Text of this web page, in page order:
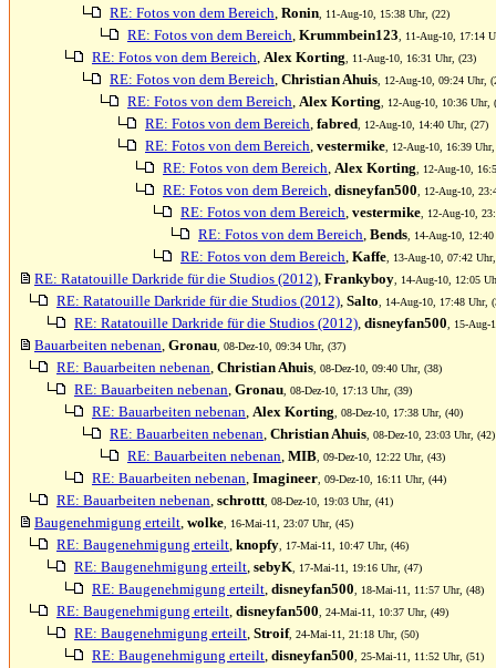
RE: Fotos von dem Bereich, Ronin , 11-Aug-10, 15:38 Uhr, (22)
RE: Fotos von dem Bereich, Krummbein123 , 11-Aug-10, 17:14
RE: Fotos von dem Bereich, Alex Korting , 11-Aug-10, 16:31 Uhr, (23)
RE: Fotos von dem Bereich, Christian Ahuis , 12-Aug-10, 09:24 Uhr,
RE: Fotos von dem Bereich, Alex Korting , 12-Aug-10, 10:36 Uhr,
RE: Fotos von dem Bereich, fabred , 12-Aug-10, 14:40 Uhr, (27)
RE: Fotos von dem Bereich, vestermike , 12-Aug-10, 16:39
RE: Fotos von dem Bereich, Alex Korting , 12-Aug-10,
RE: Fotos von dem Bereich, disneyfan500 , 12-Aug-10,
RE: Fotos von dem Bereich, vestermike , 12-Aug-10,
RE: Fotos von dem Bereich, Bends , 14-Aug-10,
RE: Fotos von dem Bereich, Kaffe , 13-Aug-10, 07:42
RE: Ratatouille Darkride für die Studios (2012), Frankyboy , 14-Aug-10, 12:05
RE: Ratatouille Darkride für die Studios (2012), Salto , 14-Aug-10, 17:48 Uhr,
RE: Ratatouille Darkride für die Studios (2012), disneyfan500 , 15-
Bauarbeiten nebenan, Gronau , 08-Dez-10, 09:34 Uhr, (37)
RE: Bauarbeiten nebenan, Christian Ahuis , 08-Dez-10, 09:40 Uhr, (38)
RE: Bauarbeiten nebenan, Gronau , 08-Dez-10, 17:13 Uhr, (39)
RE: Bauarbeiten nebenan, Alex Korting , 08-Dez-10, 17:38 Uhr, (40)
RE: Bauarbeiten nebenan, Christian Ahuis , 08-Dez-10, 23:03 Uhr, (42)
RE: Bauarbeiten nebenan, MIB , 09-Dez-10, 12:22 Uhr, (43)
RE: Bauarbeiten nebenan, Imagineer , 09-Dez-10, 16:11 Uhr, (44)
RE: Bauarbeiten nebenan, schrottt , 08-Dez-10, 19:03 Uhr, (41)
Baugenehmigung erteilt, wolke , 16-Mai-11, 23:07 Uhr, (45)
RE: Baugenehmigung erteilt, knopfy , 17-Mai-11, 10:47 Uhr, (46)
RE: Baugenehmigung erteilt, sebyK , 17-Mai-11, 19:16 Uhr, (47)
RE: Baugenehmigung erteilt, disneyfan500 , 18-Mai-11, 11:57 Uhr, (48)
RE: Baugenehmigung erteilt, disneyfan500 , 24-Mai-11, 10:37 Uhr, (49)
RE: Baugenehmigung erteilt, Stroif, 24-Mai-11, 21:18 Uhr, (50)
RE: Baugenehmigung erteilt, disneyfan500 , 25-Mai-11, 11:52 Uhr, (51)